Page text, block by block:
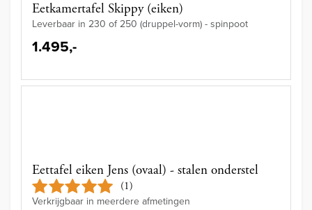
Eetkamertafel Skippy (eiken)
Leverbaar in 230 of 250 (druppel-vorm) - spinpoot
1.495,-
Eettafel eiken Jens (ovaal) - stalen onderstel
(1)
Verkrijgbaar in meerdere afmetingen